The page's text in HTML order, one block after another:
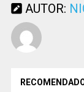
AUTOR: